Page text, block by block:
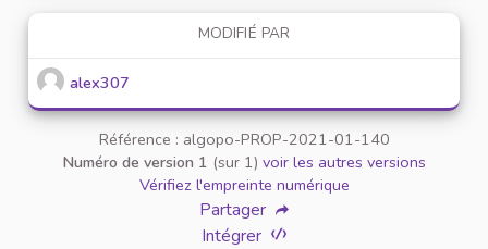
MODIFIÉ PAR
alex307
Référence : algopo-PROP-2021-01-140
Numéro de version 1 (sur 1) voir les autres versions
Vérifiez l'empreinte numérique
Partager
Intégrer